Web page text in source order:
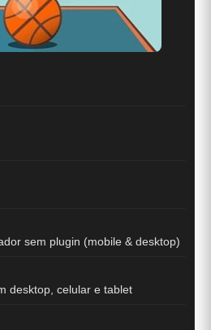
sem plugin (mobile & desktop)
desktop, celular e tablet